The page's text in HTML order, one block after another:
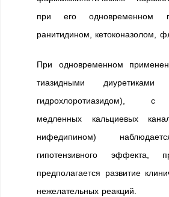
при его одновременном
ранитидином, кетоконазолом,
При одновременном
тиазидными
гидрохлоротиазидом), с
медленных кальциевых
нифедипином)
гипотензивного
предполагается развитие
нежелательных реакций.